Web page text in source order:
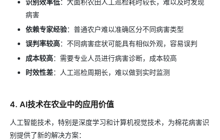
识别效率低：大面积农田人工巡检耗时较长，难以及时发现
病害
依赖专家经验：普通农户难以准确区分不同病害类型
误判率较高：不同病害症状可能具有相似外观，容易误判
成本较高：需要专业人员进行病害诊断，成本较高
时效性差：人工巡检周期长，难以做到实时监测
4. AI技术在农业中的应用价值
人工智能技术，特别是深度学习和计算机视觉技术，为棉花病害识
别提供了新的解决方案：